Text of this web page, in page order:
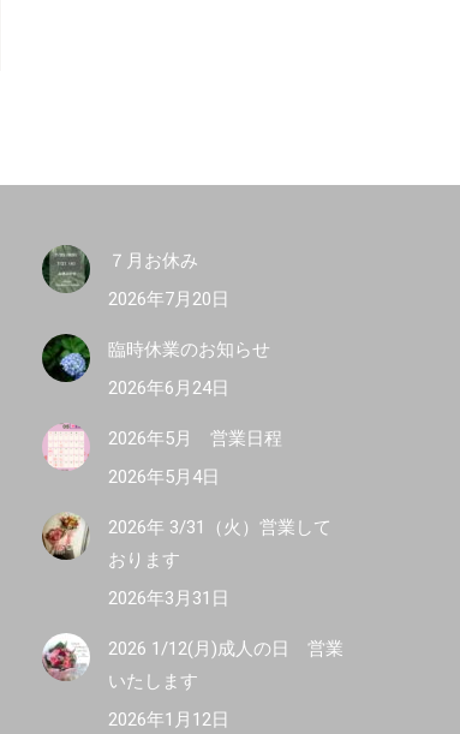
７月お休み
2026年7月20日
臨時休業のお知らせ
2026年6月24日
2026年5月 営業日程
2026年5月4日
2026年 3/31（火）営業して
おります
2026年3月31日
2026 1/12(月)成人の日 営業
いたします
2026年1月12日